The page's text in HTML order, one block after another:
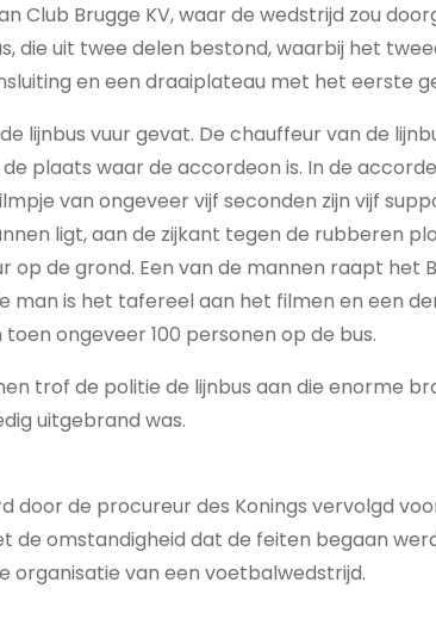
Club Brugge KV, waar de wedstrijd zou
die uit twee delen bestond, waarbij het
en een draaiplateau met het eerste
de lijnbus vuur gevat. De chauffeur van de
plaats waar de accordeon is. In de
van ongeveer vijf seconden zijn vijf
ligt, aan de zijkant tegen de rubberen
op de grond. Een van de mannen raapt het
man is het tafereel aan het filmen en een
ongeveer 100 personen op de bus.
trof de politie de lijnbus aan die enorme
uitgebrand was.
door de procureur des Konings vervolgd
de omstandigheid dat de feiten begaan
organisatie van een voetbalwedstrijd.